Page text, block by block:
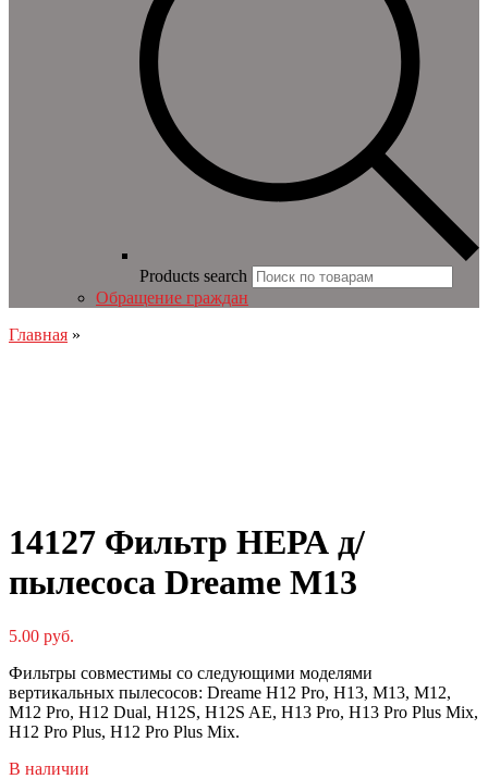
Products search
Обращение граждан
Главная »
14127 Фильтр НЕРА д/
пылесоса Dreame M13
5.00 руб.
Фильтры совместимы со следующими моделями
вертикальных пылесосов: Dreame H12 Pro, H13, M13, M12,
M12 Pro, H12 Dual, H12S, H12S AE, H13 Pro, H13 Pro Plus Mix,
H12 Pro Plus, H12 Pro Plus Mix.
В наличии